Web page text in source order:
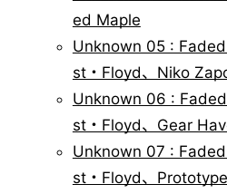
ed Maple
Unknown 05 :
st・Floyd、Niko
Unknown 06 :
st・Floyd、Gear
Unknown 07 :
st・Floyd、